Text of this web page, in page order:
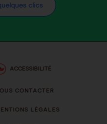
clics
ACCESSIBILITÉ
CONTACTER
LÉGALES